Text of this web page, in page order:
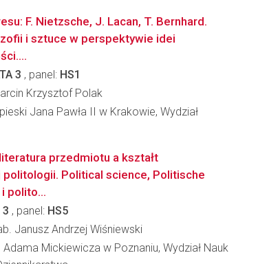
F. Nietzsche, J. Lacan, T. Bernhard.
i sztuce w perspektywie idei
3 , panel: HS1
Krzysztof Polak
Jana Pawła II w Krakowie, Wydział
przedmiotu a kształt
politologii. Political science, Politische
polito...
3 , panel: HS5
Janusz Andrzej Wiśniewski
Mickiewicza w Poznaniu, Wydział Nauk